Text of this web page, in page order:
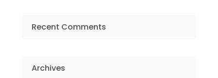
Recent Comments
Archives